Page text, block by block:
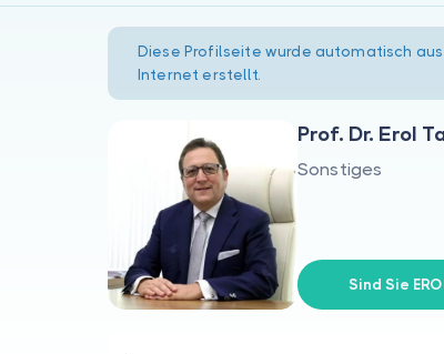
Diese Profilseite wurde automatisch
Internet erstellt.
Prof. Dr. Erol
Sonstiges
Sind Sie